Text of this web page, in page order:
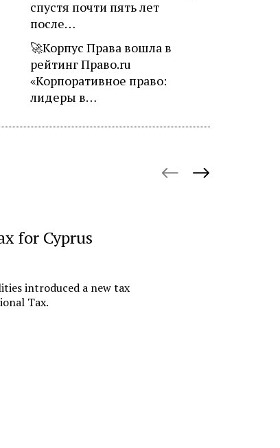
спустя почти пять лет
после…
🚀Корпус Права вошла в
рейтинг Право.ru
«Корпоративное право:
лидеры в…
for Cyprus
introduced a new tax
Tax.